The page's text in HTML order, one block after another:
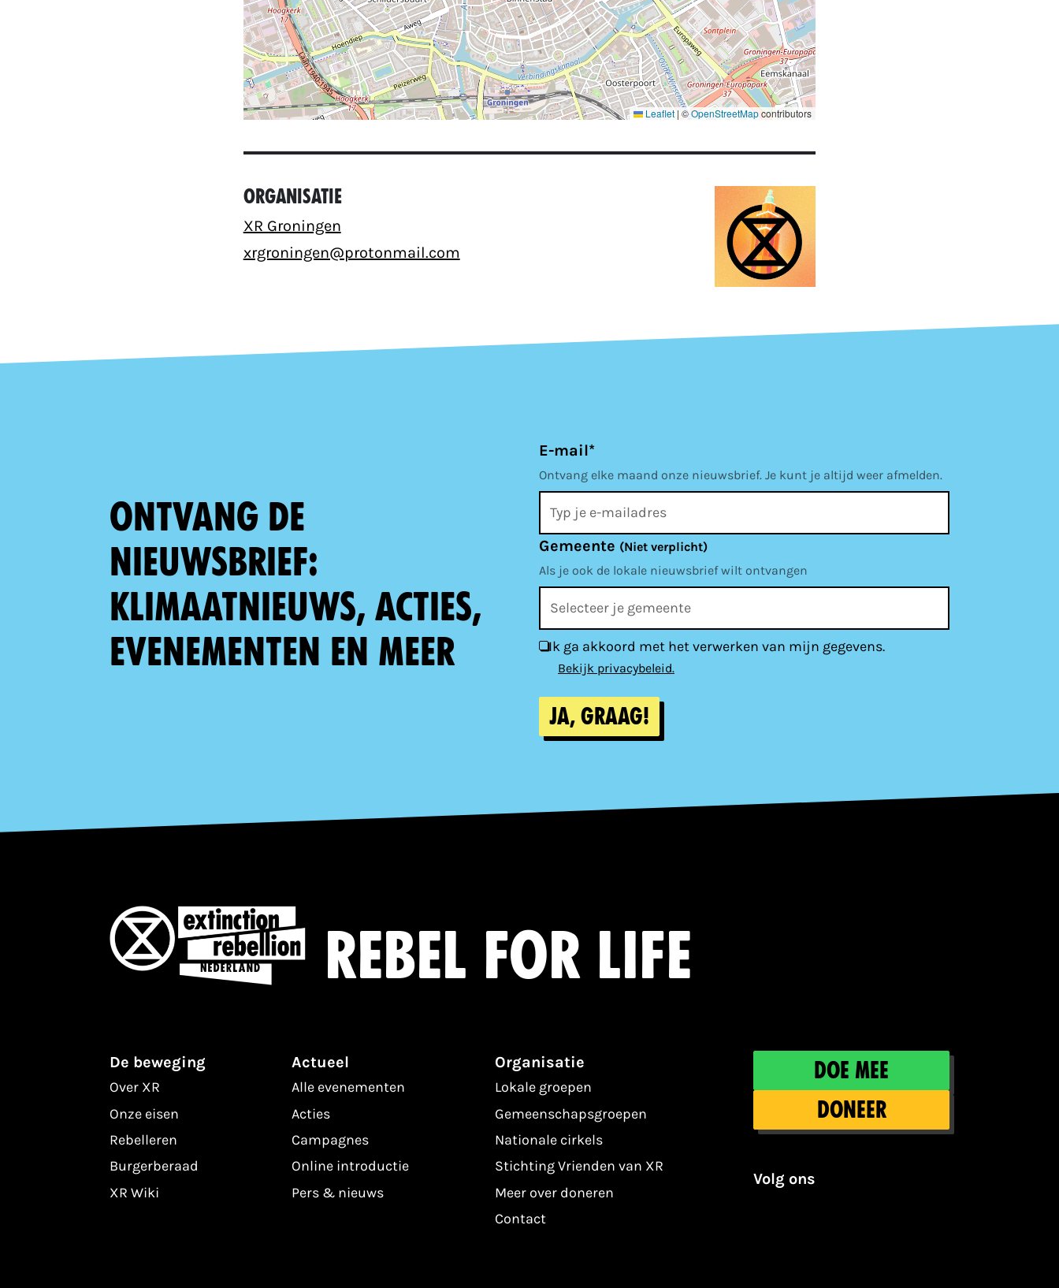
Leaflet |©OpenStreetMapcontributors
Organisatie
XR Groningen
xrgroningen@protonmail.com
Ontvang de
nieuwsbrief:
klimaatnieuws, acties,
evenementen en meer
E-mail*
Ontvang elke maand onze nieuwsbrief. Je kunt je altijd weer afmelden.
Gemeente (Niet verplicht)
Als je ook de lokale nieuwsbrief wilt ontvangen
Ik ga akkoord met het verwerken van mijn gegevens.
Bekijk privacybeleid.
Ja, graag!
Rebel for life
De beweging
Over XR
Onze eisen
Rebelleren
Burgerberaad
XR Wiki
Actueel
Alle evenementen
Acties
Campagnes
Online introductie
Pers & nieuws
Organisatie
Lokale groepen
Gemeenschapsgroepen
Nationale cirkels
Stichting Vrienden van XR
Meer over doneren
Contact
Doe mee
Doneer
Volg ons